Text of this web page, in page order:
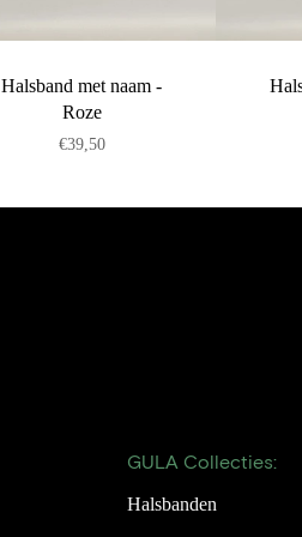
Halsband met naam -
Roze
€39,50
GULA Collecties:
Halsbanden